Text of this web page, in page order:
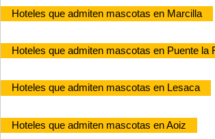
Hoteles que admiten mascotas en Marcilla
Hoteles que admiten mascotas en Puente la
Hoteles que admiten mascotas en Lesaca
Hoteles que admiten mascotas en Aoiz